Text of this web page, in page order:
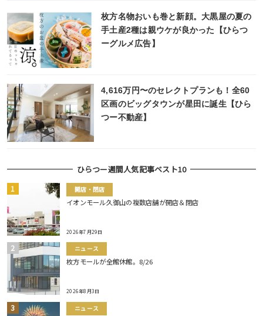
枚方名物おいも巻と新顔。大黒屋の夏の
手土産2種は親ウケが良かった【ひらつ
ーグルメ広告】
4,616万円〜のセレクトプランも！全60
区画のビッグタウンが星田に誕生【ひら
つー不動産】
ひらつー週間人気記事ベスト10
開店・閉店
イオンモール久御山の複数店舗が開店＆閉店
2026年7月29日
ニュース
枚方モールが全館休館。8/26
2026年8月3日
ニュース